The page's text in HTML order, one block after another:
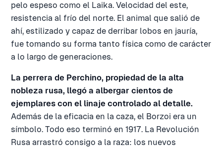
pelo espeso como el Laika. Velocidad del este,
resistencia al frío del norte. El animal que salió de
ahí, estilizado y capaz de derribar lobos en jauría,
fue tomando su forma tanto física como de carácter
a lo largo de generaciones.
La perrera de Perchino, propiedad de la alta
nobleza rusa, llegó a albergar cientos de
ejemplares con el linaje controlado al detalle.
Además de la eficacia en la caza, el Borzoi era un
símbolo. Todo eso terminó en 1917. La Revolución
Rusa arrastró consigo a la raza: los nuevos